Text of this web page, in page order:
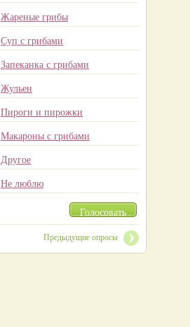
Жареные грибы
Суп с грибами
Запеканка с грибами
Жульен
Пироги и пирожки
Макароны с грибами
Другое
Не люблю
Голосовать
Предыдущие опросы